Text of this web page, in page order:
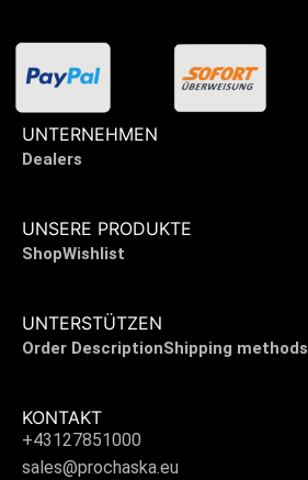
UNTERNEHMEN
Dealers
UNSERE PRODUKTE
ShopWishlist
UNTERSTÜTZEN
Order DescriptionShipping methods
KONTAKT
+43127851000
sales@prochaska.eu